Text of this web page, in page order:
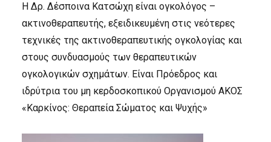
Η Δρ. Δέσποινα Κατσώχη είναι ογκολόγος –
ακτινοθεραπευτής, εξειδικευμένη στις νεότερες
τεχνικές της ακτινοθεραπευτικής ογκολογίας και
στους συνδυασμούς των θεραπευτικών
ογκολογικών σχημάτων. Είναι Πρόεδρος και
ιδρύτρια του μη κερδοσκοπικού Οργανισμού ΑΚΟΣ
«Καρκίνος: Θεραπεία Σώματος και Ψυχής»